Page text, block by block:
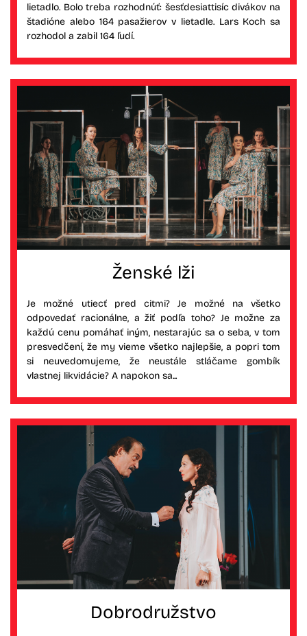
lietadlo. Bolo treba rozhodnúť: šesťdesiattisíc divákov na
štadióne alebo 164 pasažierov v lietadle. Lars Koch sa
rozhodol a zabil 164 ľudí.
Ženské lži
Je možné utiecť pred citmi? Je možné na všetko
odpovedať racionálne, a žiť podľa toho? Je možne za
každú cenu pomáhať iným, nestarajúc sa o seba, v tom
presvedčení, že my vieme všetko najlepšie, a popri tom
si neuvedomujeme, že neustále stláčame gombík
vlastnej likvidácie? A napokon sa...
Dobrodružstvo